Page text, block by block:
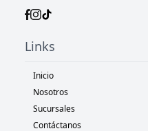
Links
Inicio
Nosotros
Sucursales
Contáctanos